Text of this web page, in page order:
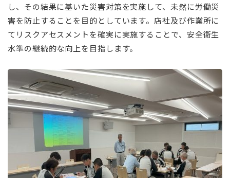
し、その結果に基いた災害対策を実施して、未然に労働災
害を防止することを目的としています。店社及び作業所に
てリスクアセスメントを確実に実施することで、安全衛生
水準の継続的な向上を目指します。